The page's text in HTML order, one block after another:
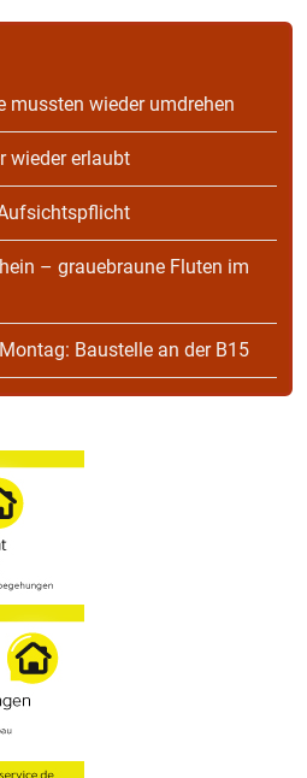
mussten wieder umdrehen
wieder erlaubt
– grauebraune Fluten im
Baustelle an der B15